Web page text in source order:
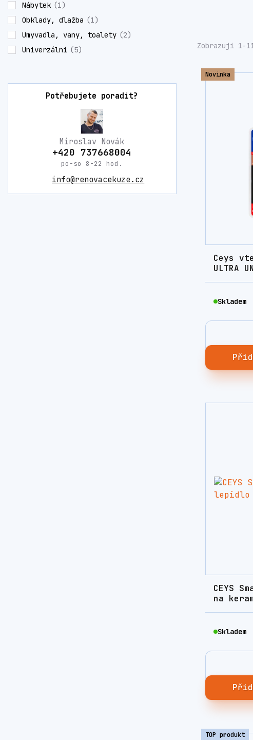
Nábytek (1)
Obklady, dlažba (1)
Umyvadla, vany, toalety (2)
Univerzální (5)
Potřebujete poradit?
Miroslav Novák
+420 737668004
po-so 8-22 hod.
info@renovacekuze.cz
Zobrazuji 1-
Novinka
Ceys
ULTRA
Skladem
CEYS
na
Skladem
TOP produkt